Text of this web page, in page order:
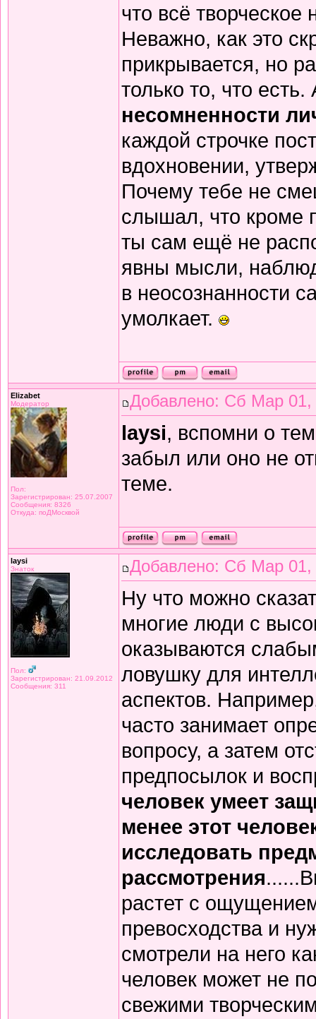
что всё творческое
Неважно, как это
прикрывается, но
только то, что
несомненности
каждой строчке
вдохновении,
Почему тебе не
слышал, что кроме
ты сам ещё не
явны мысли,
в неосознанности
умолкает.
Elizabet
Модератор
Пол:
Зарегистрирован: 25.07.2007
Сообщения: 8326
Откуда: поДМосквой
Добавлено: Сб Мар 01,
laysi, вспомни о
забыл или оно не
теме.
laysi
Знаток
Пол:
Зарегистрирован: 21.09.2012
Сообщения: 311
Добавлено: Сб Мар 01,
Ну что можно
многие люди с
оказываются
ловушку для
аспектов.
часто занимает
вопросу, а затем
предпосылок и
человек умеет
менее этот
исследовать
рассмотрения
растет с
превосходства и
смотрели на него
человек может не
свежими